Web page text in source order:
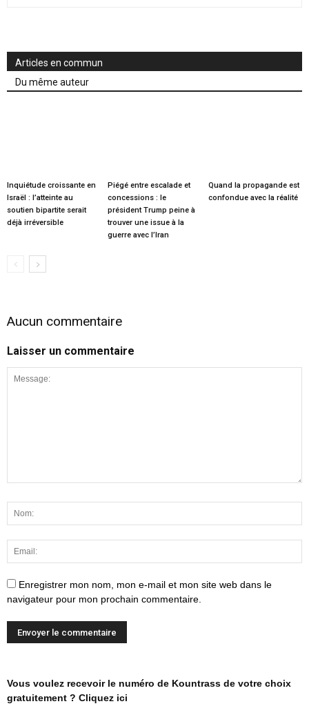
Articles en commun
Du même auteur
Inquiétude croissante en
Israël : l’atteinte au
soutien bipartite serait
déjà irréversible
Piégé entre escalade et
concessions : le
président Trump peine à
trouver une issue à la
guerre avec l’Iran
Quand la propagande est
confondue avec la réalité
Aucun commentaire
Laisser un commentaire
Enregistrer mon nom, mon e-mail et mon site web dans le
navigateur pour mon prochain commentaire.
Vous voulez recevoir le numéro de Kountrass de votre choix
gratuitement ? Cliquez ici